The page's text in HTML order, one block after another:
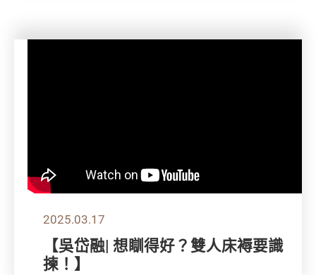
2025.03.17
【吳岱融| 想瞓得好？雙人床褥要識
揀！】